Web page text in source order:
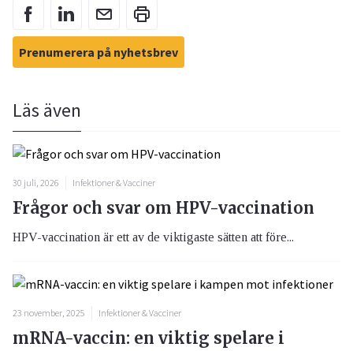
Prenumerera på nyhetsbrev
Läs även
30 juli, 2026 Infektioner & Vacciner
Frågor och svar om HPV-vaccination
HPV-vaccination är ett av de viktigaste sätten att före...
23 november, 2025 Infektioner & Vacciner
mRNA-vaccin: en viktig spelare i